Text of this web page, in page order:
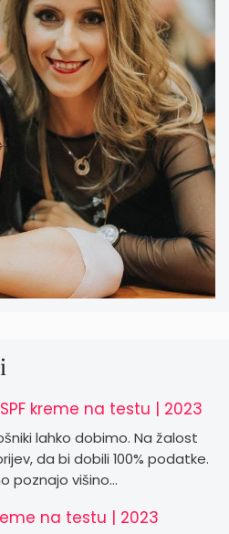
SPF kreme na testu | 2023
lahko dobimo. Na žalost
da bi dobili 100% podatke.
poznajo višino…
na testu | 2023